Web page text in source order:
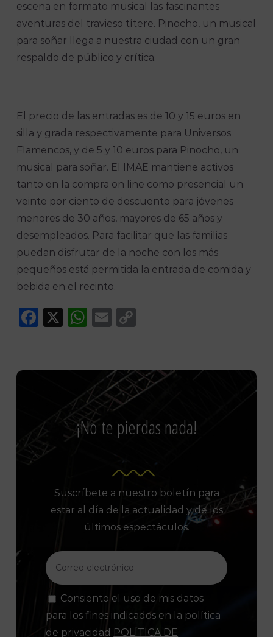
escena en formato musical las fascinantes
aventuras del travieso títere. Pinocho, un musical
para soñar llega a nuestra ciudad con un gran
respaldo de público y crítica.
El precio de las entradas es de 10 y 15 euros en
silla y grada respectivamente para Universos
Flamencos, y de 5 y 10 euros para Pinocho, un
musical para soñar. El IMAE mantiene activos
tanto en la compra on line como presencial un
veinte por ciento de descuento para jóvenes
menores de 30 años, mayores de 65 años y
desempleados. Para facilitar que las familias
puedan disfrutar de la noche con los más
pequeños está permitida la entrada de comida y
bebida en el recinto.
Facebook
X WhatsApp
Email
¡No te pierdas nada!
Suscríbete a nuestro boletín para
estar al día de la actualidad y de los
últimos espectáculos.
Consiento el uso de mis datos
para los fines indicados en la política
de privacidad POLÍTICA DE